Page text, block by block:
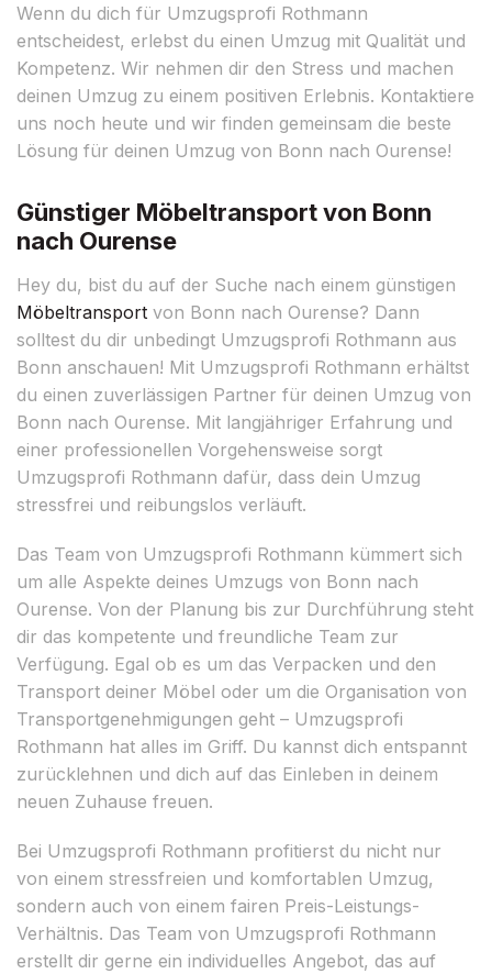
Wenn du dich für Umzugsprofi Rothmann
entscheidest, erlebst du einen Umzug mit Qualität und
Kompetenz. Wir nehmen dir den Stress und machen
deinen Umzug zu einem positiven Erlebnis. Kontaktiere
uns noch heute und wir finden gemeinsam die beste
Lösung für deinen Umzug von Bonn nach Ourense!
Günstiger Möbeltransport von Bonn
nach Ourense
Hey du, bist du auf der Suche nach einem günstigen
Möbeltransport von Bonn nach Ourense? Dann
solltest du dir unbedingt Umzugsprofi Rothmann aus
Bonn anschauen! Mit Umzugsprofi Rothmann erhältst
du einen zuverlässigen Partner für deinen Umzug von
Bonn nach Ourense. Mit langjähriger Erfahrung und
einer professionellen Vorgehensweise sorgt
Umzugsprofi Rothmann dafür, dass dein Umzug
stressfrei und reibungslos verläuft.
Das Team von Umzugsprofi Rothmann kümmert sich
um alle Aspekte deines Umzugs von Bonn nach
Ourense. Von der Planung bis zur Durchführung steht
dir das kompetente und freundliche Team zur
Verfügung. Egal ob es um das Verpacken und den
Transport deiner Möbel oder um die Organisation von
Transportgenehmigungen geht – Umzugsprofi
Rothmann hat alles im Griff. Du kannst dich entspannt
zurücklehnen und dich auf das Einleben in deinem
neuen Zuhause freuen.
Bei Umzugsprofi Rothmann profitierst du nicht nur
von einem stressfreien und komfortablen Umzug,
sondern auch von einem fairen Preis-Leistungs-
Verhältnis. Das Team von Umzugsprofi Rothmann
erstellt dir gerne ein individuelles Angebot, das auf